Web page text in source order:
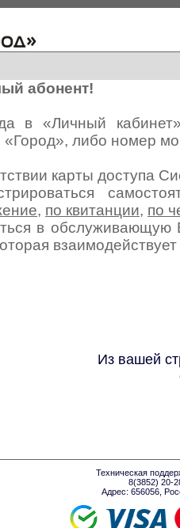
абонент!
в «Личный
либо номер
карты доступа
, по квитанции, по
в
Из вашей
Техническая
8(3852) 20-
Адрес: 656056,